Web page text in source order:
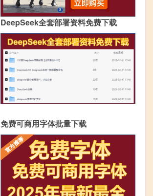
DeepSeek全套部署资料免费下载
免费可商用字体批量下载